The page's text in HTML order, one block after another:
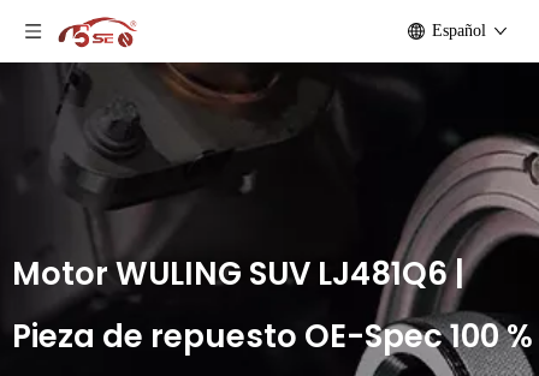
Español
Motor WULING SUV LJ481Q6 |
Pieza de repuesto OE-Spec 100 %